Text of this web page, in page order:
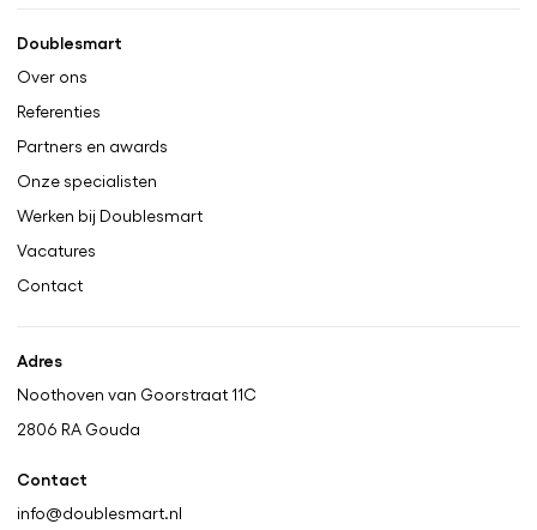
Doublesmart
Over ons
Referenties
Partners en awards
Onze specialisten
Werken bij Doublesmart
Vacatures
Contact
Adres
Noothoven van Goorstraat 11C
2806 RA Gouda
Contact
info@doublesmart.nl